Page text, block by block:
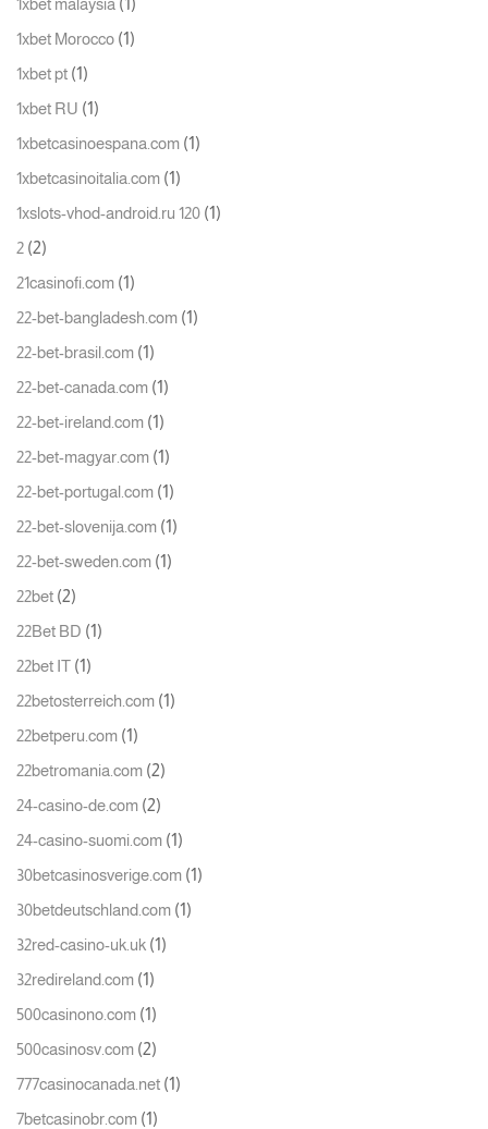
1xbet malaysia
1xbet Morocco (1)
1xbet pt (1)
1xbet RU (1)
1xbetcasinoespana.com (1)
1xbetcasinoitalia.com (1)
1xslots-vhod-android.ru 120 (1)
2 (2)
21casinofi.com (1)
22-bet-bangladesh.com (1)
22-bet-brasil.com (1)
22-bet-canada.com (1)
22-bet-ireland.com (1)
22-bet-magyar.com (1)
22-bet-portugal.com (1)
22-bet-slovenija.com (1)
22-bet-sweden.com (1)
22bet (2)
22Bet BD (1)
22bet IT (1)
22betosterreich.com (1)
22betperu.com (1)
22betromania.com (2)
24-casino-de.com (2)
24-casino-suomi.com (1)
30betcasinosverige.com (1)
30betdeutschland.com (1)
32red-casino-uk.uk (1)
32redireland.com (1)
500casinono.com (1)
500casinosv.com (2)
777casinocanada.net (1)
7betcasinobr.com (1)